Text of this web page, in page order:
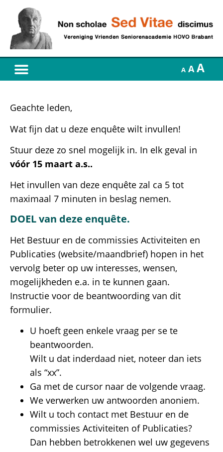
A A A
Geachte leden,
Wat fijn dat u deze enquête wilt invullen!
Stuur deze zo snel mogelijk in. In elk geval in
vóór 15 maart a.s..
Het invullen van deze enquête zal ca 5 tot
maximaal 7 minuten in beslag nemen.
DOEL van deze enquête.
Het Bestuur en de commissies Activiteiten en
Publicaties (website/maandbrief) hopen in het
vervolg beter op uw interesses, wensen,
mogelijkheden e.a. in te kunnen gaan.
Instructie voor de beantwoording van dit
formulier.
U hoeft geen enkele vraag per se te
beantwoorden.
Wilt u dat inderdaad niet, noteer dan iets
als “xx”.
Ga met de cursor naar de volgende vraag.
We verwerken uw antwoorden anoniem.
Wilt u toch contact met Bestuur en de
commissies Activiteiten of Publicaties?
Dan hebben betrokkenen wel uw gegevens